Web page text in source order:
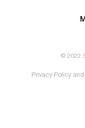
© 2022
Privacy Policy